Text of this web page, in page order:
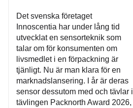
Det svenska företaget
Innoscentia har under lång tid
utvecklat en sensorteknik som
talar om för konsumenten om
livsmedlet i en förpackning är
tjänligt. Nu är man klara för en
marknadslansering. I år är deras
sensor dessutom med och tävlar i
tävlingen Packnorth Award 2026,